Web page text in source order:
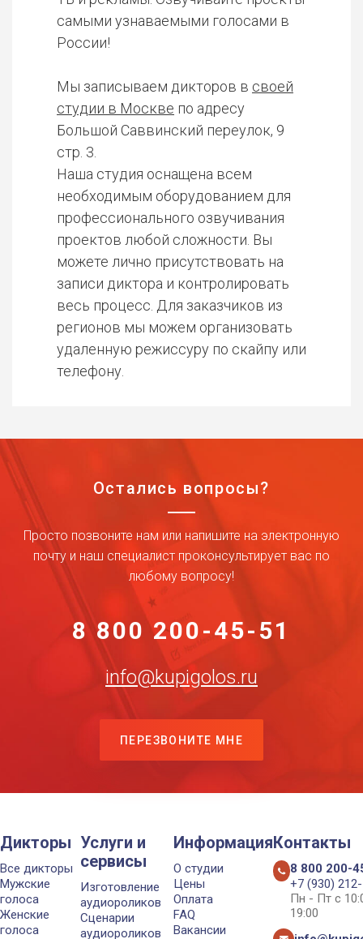
самыми узнаваемыми голосами в
России!
Мы записываем дикторов в своей
студии в Москве по адресу
Большой Саввинский переулок, 9
стр. 3.
Наша студия оснащена всем
необходимым оборудованием для
профессионального озвучивания
проектов любой сложности. Вы
можете лично присутствовать на
записи диктора и контролировать
весь процесс. Для заказчиков из
регионов мы можем организовать
удаленную режиссуру по скайпу или
телефону.
Остались вопросы?
Просто позвоните нам или напишите на электронную
почту и наш специалист проконсультирует вас по
любому вопросу!
8 800 200-45-51
info@kupigolos.ru
ПЕРЕЗВОНИТЕ МНЕ
Дикторы
Все дикторы
Мужские
голоса
Женские
голоса
Услуги и
сервисы
Изготовление
аудиороликов
Сценарии
аудиороликов
Информация
О студии
Цены
Оплата
FAQ
Вакансии
Контакты
8 800 200-
+7 (930)
Пн - Пт с
19:00